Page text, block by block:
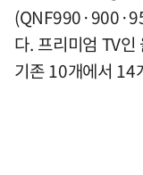
다. 프리미엄 TV
기존 10개에서 14